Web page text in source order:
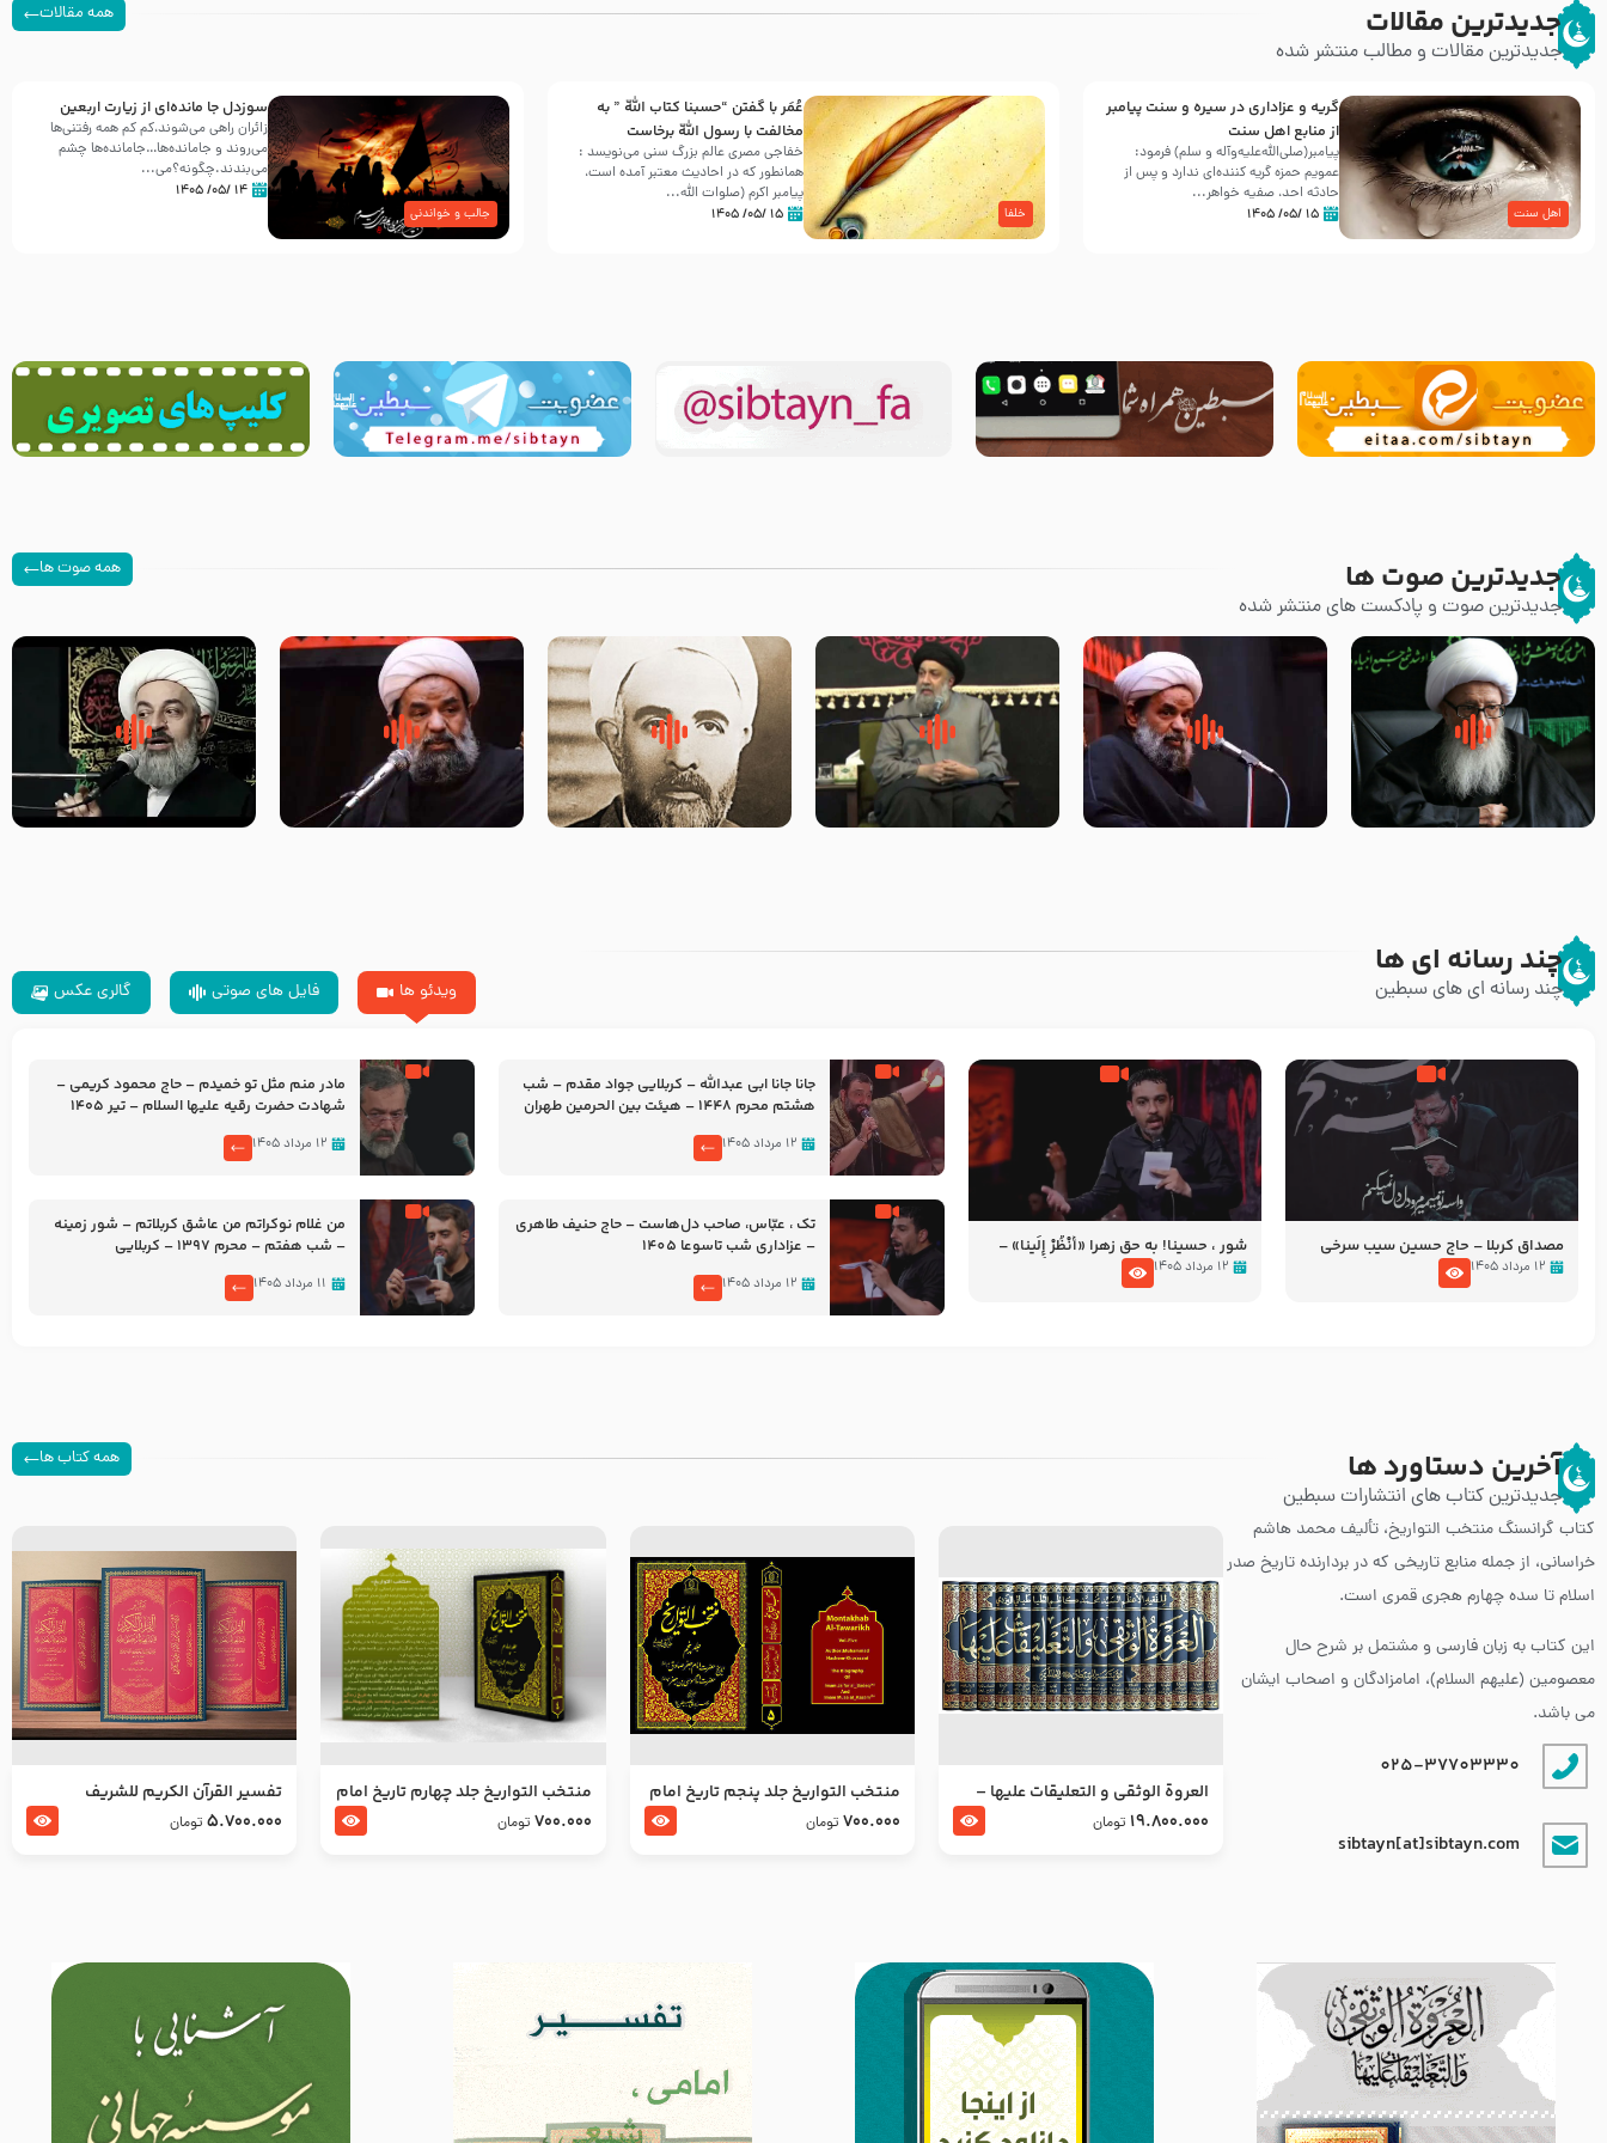
جدیدترین مقالات
جدیدترین مقالات و مطالب منتشر شده
همه مقالات
اهل سنت
گریه و عزاداری در سیره و سنت پیامبر
از منابع اهل سنت
پیامبر(صلی‌الله‌علیه‌وآله و سلم) فرمود:
عمویم حمزه گریه کننده‌ای ندارد و پس از
حادثه احد، صفیه خواهر...
۱۵ /۰۵/ ۱۴۰۵ خلفا
عُمَر با گفتن “حسبنا كتاب اللّه ” به
مخالفت با رسول اللّه برخاست
خفاجی مصری عالم بزرگ سنی می‌نویسد :
همانطور که در احادیث معتبر آمده است،
پیامبر اکرم (صلوات اللّه...
۱۵ /۰۵/ ۱۴۰۵ جالب و خواندنی
سوزدل جا مانده‌ای از زیارت اربعین
زائران راهی می‌شوند،کم‌ کم همه رفتنی‌ها
می‌روند و جامانده‌ها…جامانده‌ها چشم
می‌بندند.چگونه؟می‌...
۱۴ /۰۵/ ۱۴۰۵
جدیدترین صوت ها
جدیدترین صوت و پادکست های منتشر شده
همه صوت ها
زوّار اربعین امام حسین (علیه
السلام) با این اشتیاق به زیارت
روضه جانسوز پاره های جگر امام
حسن مجتبی علیه السلام-حجت
لقب حضرت رقیه سلام الله علیها
به چه معناست – حجت الاسلام
روضه‌ی مجلس یزید ملعون و
اسارت اهل‌بیت علیهم‌السلام –
سلام جوانی که امام حسین علیه
السلام خودش جوابش را دادند
زیارتی که اسباب رزق زیاد و عمر
طولانی است حجت السلام حسین
چند رسانه ای ها
چند رسانه ای های سبطین ویدئو ها فایل های صوتی گالری عکس
مصداق کربلا – حاج حسین سیب سرخی
۱۲ مرداد ۱۴۰۵
شور ، حسینا! به‌ حق زهرا «أُنْظُرْ إِلَینا» –
عزاداری شب هفتم ماه محرّم 1405
۱۲ مرداد ۱۴۰۵
جانا جانا ابی عبدالله – کربلایی جواد مقدم – شب
هشتم محرم 1448 – هیئت بین الحرمین طهران
۱۲ مرداد ۱۴۰۵
مادر منم مثل تو خمیدم – حاج محمود کریمی –
شهادت حضرت رقیه علیها السلام – تیر ۱۴۰۵
۱۲ مرداد ۱۴۰۵
تک ، عبّاس، صاحب دل‌هاست – حاج حنیف طاهری
– عزاداری شب تاسوعا 1405
۱۲ مرداد ۱۴۰۵
من غلام نوکراتم من عاشق کربلاتم – شور زمینه
– شب هفتم – محرم 1397 – کربلایی
۱۱ مرداد ۱۴۰۵
آخرین دستاورد ها
جدیدترین کتاب های انتشارات سبطین
همه کتاب ها
کتاب گرانسنگ منتخب التواريخ، تألیف محمد هاشم
خراسانی، از جمله منابع تاریخی که در بردارنده تاریخ صدر
اسلام تا سده چهارم هجری قمری است.
این کتاب به زبان فارسی و مشتمل بر شرح حال
معصومین (علیهم السلام)، امامزادگان و اصحاب ایشان
می باشد.
025-37703330
sibtayn[at]sibtayn.com
العروة الوثقى و التعليقات عليها –
طرح جدید
19.800.000 تومان
منتخب التواریخ جلد پنجم تاریخ امام
جعفر صادق و امام موسی بن جعفر
700.000 تومان
منتخب التواریخ جلد چهارم تاریخ امام
زین العابدین و امام محمد باقر
700.000 تومان
تفسير القرآن الكريم للشريف
المرتضي قدس سرّه
5.700.000 تومان